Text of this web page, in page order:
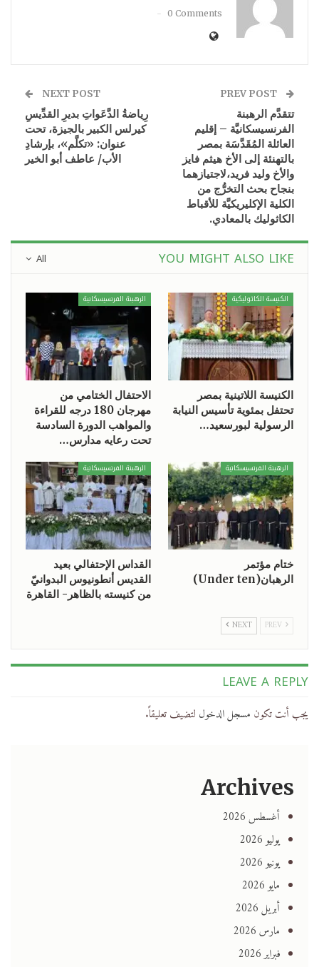
0 Comments
تتقدَّم الرهبنة
الفرنسيسكانيَّة – إقليم
العائلة المُقَدَّسَة بمصر
بالتهنئة إلى الأخ هيثم فايز
والأخ وليد فريد،لاجتيازهما
بنجاح بحث التخرُّج من
الكلية الإكليريكيَّة للأقباط
الكاثوليك بالمعادي.
NEXT POST
رِياضةُ الدَّعَواتِ بديرِ القدِّيسِ
كيرلس الكبير بالجيزة، تحت
عنوان: «تكلَّم»، بإرشادِ
الأب/ عاطف أبو الخير
All YOU MIGHT ALSO LIKE
الكنيسة الكاثوليكية
الكنيسة اللاتينية بمصر
تحتفل بمئوية تأسيس النيابة
الرسولية لبورسعيد…
الرهبنة الفرنسيسكانية
الاحتفال الختامي من
مهرجان 180 درجه للقراءة
والمواهب الدورة السادسة
تحت رعايه مدارس…
الرهبنة الفرنسيسكانية
ختام مؤتمر
الرهبان(Under ten)
الرهبنة الفرنسيسكانية
القداس الإحتفالي بعيد
القديس أنطونيوس البدوانيّ
من كنيسته بالظاهر- القاهرة
NEXT
LEAVE A REPLY
يجب أنت تكون مسجل الدخول لتضيف تعليقاً.
Archives
أغسطس 2026
يوليو 2026
يونيو 2026
مايو 2026
أبريل 2026
مارس 2026
فبراير 2026